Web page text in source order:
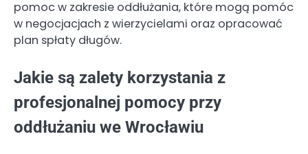
pomoc w zakresie oddłużania, które mogą pomóc
w negocjacjach z wierzycielami oraz opracować
plan spłaty długów.
Jakie są zalety korzystania z
profesjonalnej pomocy przy
oddłużaniu we Wrocławiu